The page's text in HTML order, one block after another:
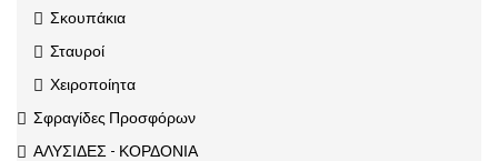
Σκουπάκια
Σταυροί
Χειροποίητα
Σφραγίδες Προσφόρων
ΑΛΥΣΙΔΕΣ - ΚΟΡΔΟΝΙΑ